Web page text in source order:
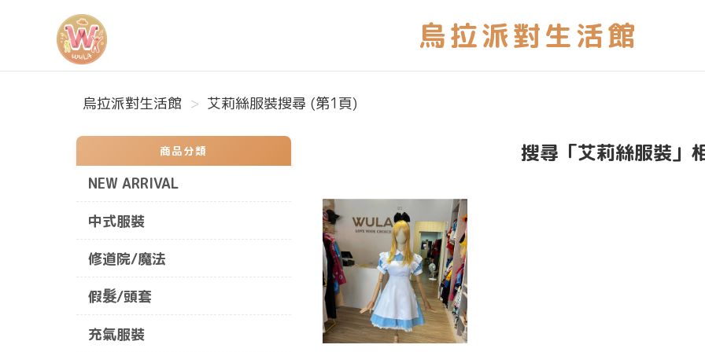
烏拉派對生活館
烏拉派對生活館 艾莉絲服裝搜尋 (第1頁)
商品分類
NEW ARRIVAL
中式服裝
修道院/魔法
假髮/頭套
充氣服裝
搜尋「艾莉絲服裝」